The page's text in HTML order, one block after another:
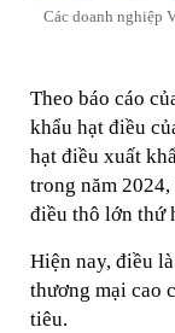
Các doanh nghiệp
Theo báo cáo
khẩu hạt điều
hạt điều xuất
trong năm
điều thô lớn thứ
Hiện nay, điều
thương mại cao
tiêu.